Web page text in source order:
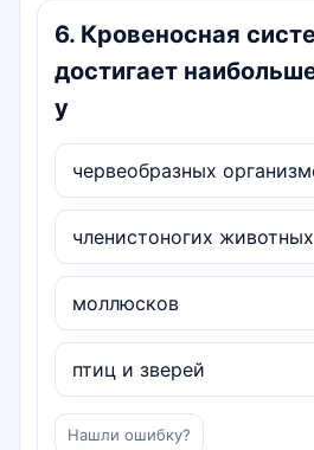
6. Кровеносная
достигает
у
червеобразных
членистоногих животных
моллюсков
птиц и зверей
Нашли ошибку?